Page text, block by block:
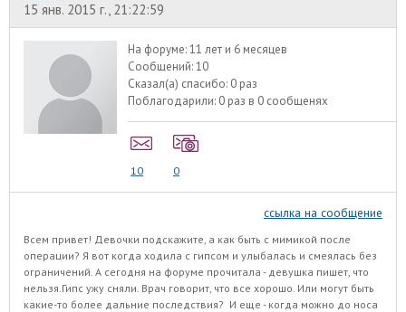
15 янв. 2015 г., 21:22:59
На форуме:11 лет и 6 месяцев
Сообщений:10
Сказал(а) спасибо: 0 раз
Поблагодарили: 0 раз в 0 сообщенях
10 0
ссылка на сообщение
Всем привет! Девочки подскажите, а как быть с мимикой после
операции? Я вот когда ходила с гипсом и улыбалась и смеялась без
ограничений. А сегодня на форуме прочитала - девушка пишет, что
нельзя.Гипс ужу сняли. Врач говорит, что все хорошо. Или могут быть
какие-то более дальние последствия? И еще - когда можно до носа